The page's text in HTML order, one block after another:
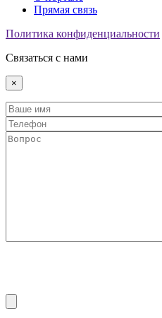
Прямая связь
Политика конфиденциальности
Связаться с нами
×